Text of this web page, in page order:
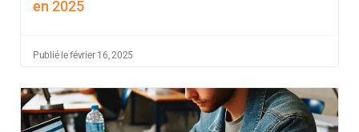
en 2025
Publié le février 16, 2025